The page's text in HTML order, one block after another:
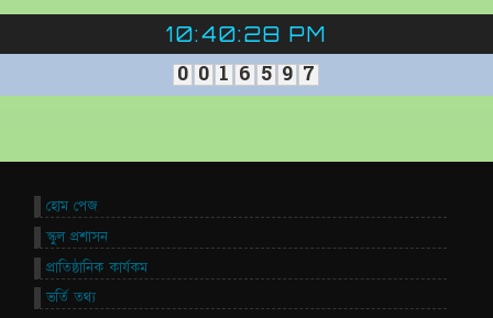
10:40:28 PM
0 0 1 6 5 9 7
হোম পেজ
স্কুল প্রশাসন
প্রাতিষ্ঠানিক কার্যকম
ভর্তি তথ্য